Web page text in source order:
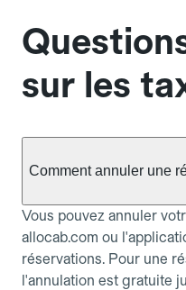
sur les
Comment annuler une
Vous pouvez annuler
allocab.com ou
réservations. Pour une
l'annulation est gratuite